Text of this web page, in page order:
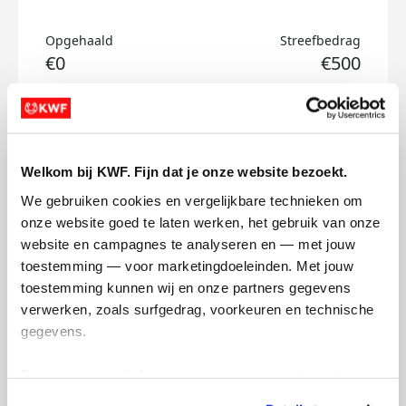
Welkom bij KWF. Fijn dat je onze website bezoekt.
We gebruiken cookies en vergelijkbare technieken om
onze website goed te laten werken, het gebruik van onze
website en campagnes te analyseren en — met jouw
toestemming — voor marketingdoeleinden. Met jouw
toestemming kunnen wij en onze partners gegevens
verwerken, zoals surfgedrag, voorkeuren en technische
gegevens.
Opgehaald
€0
Streefbedrag
€500
Doneer
Emma's badges